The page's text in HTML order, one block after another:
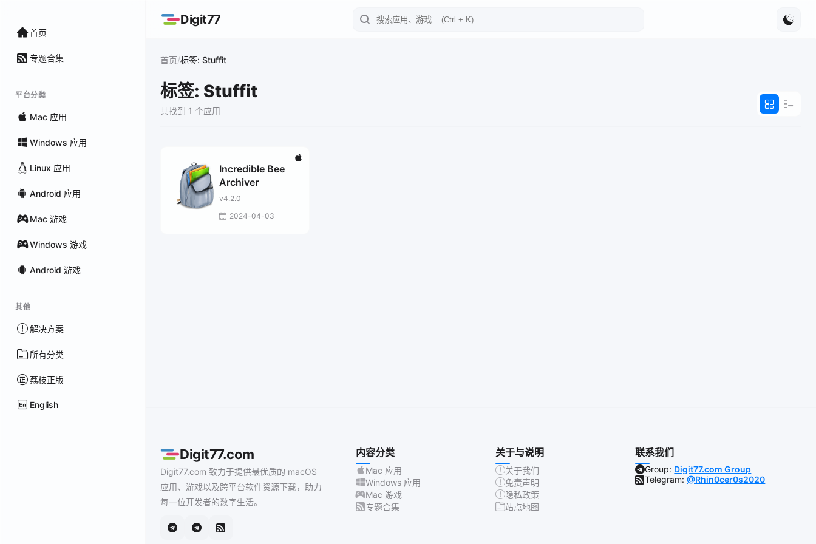
首页
专题合集
平台分类
Mac 应用
Windows 应用
Linux 应用
Android 应用
Mac 游戏
Windows 游戏
Android 游戏
其他
解决方案
所有分类
荔枝正版
English
Digit77
首页/标签: Stuffit
标签: Stuffit
共找到 1 个应用
Incredible Bee
Archiver
v4.2.0
2024-04-03
Digit77.com
Digit77.com 致力于提供最优质的 macOS
应用、游戏以及跨平台软件资源下载，助力
每一位开发者的数字生活。
内容分类
Mac 应用
Windows 应用
Mac 游戏
专题合集
关于与说明
关于我们
免责声明
隐私政策
站点地图
联系我们
Group: Digit77.com Group
Telegram:@Rhin0cer0s2020